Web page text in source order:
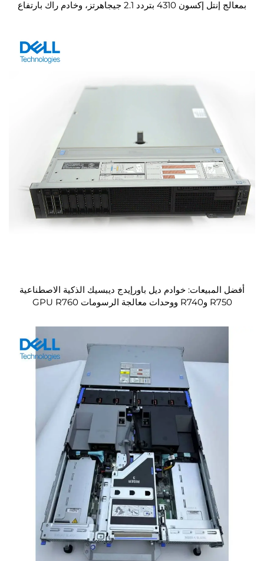
بمعالج إنتل إكسون 4310 بتردد 2.1 جيجاهرتز، وخادم راك بارتفاع
أفضل المبيعات: خوادم ديل باورإيدج ديبسيك الذكية الاصطناعية
R750 وR740 ووحدات معالجة الرسومات GPU R760
وR740